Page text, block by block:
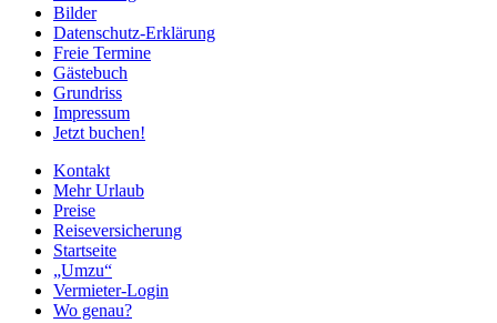
Bilder
Datenschutz-Erklärung
Freie Termine
Gästebuch
Grundriss
Impressum
Jetzt buchen!
Kontakt
Mehr Urlaub
Preise
Reiseversicherung
Startseite
„Umzu“
Vermieter-Login
Wo genau?